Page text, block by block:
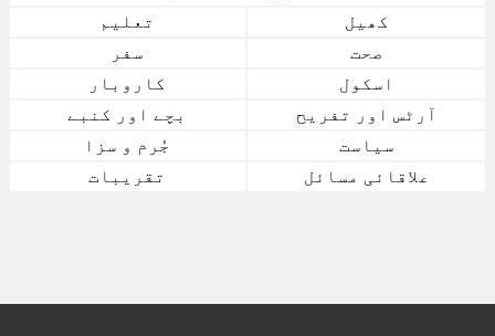
کھیل
تعلیم
صحت
سفر
اسکول
کاروبار
آرٹس اور تفریح
بچے اور کنبے
سیاست
جُرم و سزا
علاقائی مسائل
تقریبات